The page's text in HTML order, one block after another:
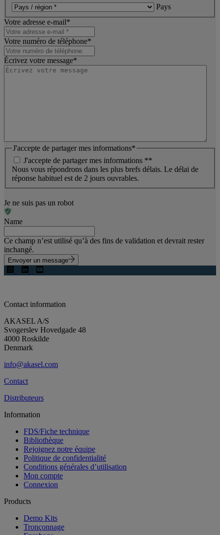
Pays
Votre adresse e-mail*
Votre numéro de téléphone*
Écrivez votre message*
J'accepte de partager mes informations*
J'accepte de partager mes informations **
Nous vous répondrons dans les plus brefs délais. Le délai de
réponse habituel est de 2 jours ouvrables.
Je ne suis pas un robot
Name
Ce champ n’est utilisé qu’à des fins de validation et devrait rester
inchangé.
Envoyer un message
Contact information
AKASEL A/S
Svogerslev Hovedgade 48
4000 Roskilde
Denmark
info@akasel.com
Contact
Distributeurs
Information
FDS/Fiche technique
Bibliothèque
Rejoignez notre équipe
Politique de confidentialité
Conditions générales d’utilisation
Mon compte
Connexion
Products
Demo Kits
Tronçonnage